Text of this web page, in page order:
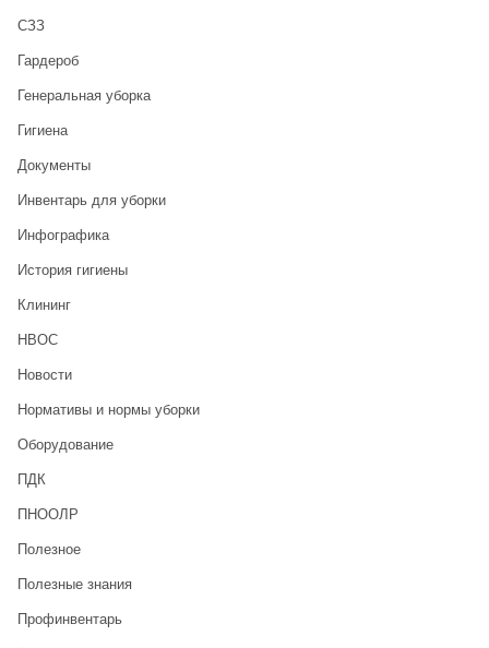
CЗЗ
Гардероб
Генеральная уборка
Гигиена
Документы
Инвентарь для уборки
Инфографика
История гигиены
Клининг
НВОС
Новости
Нормативы и нормы уборки
Оборудование
ПДК
ПНООЛР
Полезное
Полезные знания
Профинвентарь